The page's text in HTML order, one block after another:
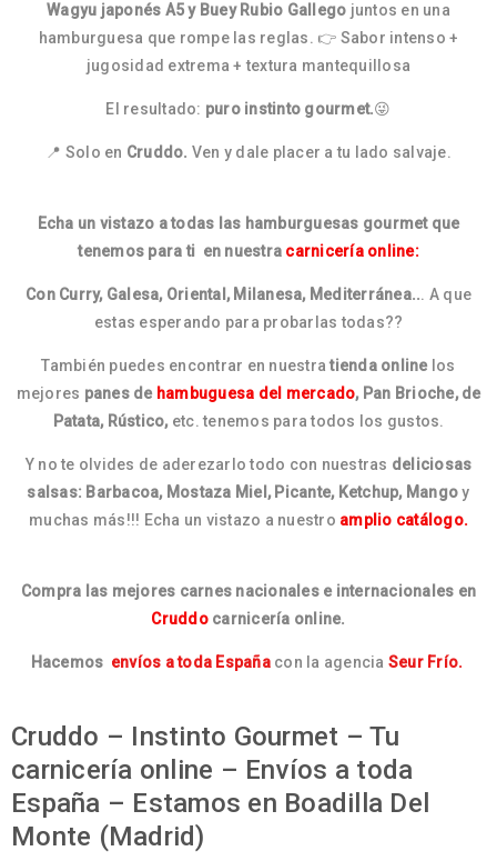
Wagyu japonés A5 y Buey Rubio Gallego juntos en una
hamburguesa que rompe las reglas. 👉 Sabor intenso +
jugosidad extrema + textura mantequillosa
El resultado: puro instinto gourmet.😜
📍 Solo en Cruddo. Ven y dale placer a tu lado salvaje.
Echa un vistazo a todas las hamburguesas gourmet que
tenemos para ti en nuestra carnicería online:
Con Curry, Galesa, Oriental, Milanesa, Mediterránea... A que
estas esperando para probarlas todas??
También puedes encontrar en nuestratienda onlinelos
mejores panes dehambuguesa del mercado, Pan Brioche, de
Patata, Rústico,etc. tenemos para todos los gustos.
Y no te olvides de aderezarlo todo con nuestras deliciosas
salsas: Barbacoa, Mostaza Miel, Picante, Ketchup, Mangoy
muchas más!!! Echa un vistazo a nuestro amplio catálogo.
Compra las mejores carnes nacionales e internacionales en
Cruddo carnicería online.
Hacemos envíos a toda Españacon la agencia Seur Frío.
Cruddo – Instinto Gourmet – Tu
carnicería online – Envíos a toda
España – Estamos en Boadilla Del
Monte (Madrid)